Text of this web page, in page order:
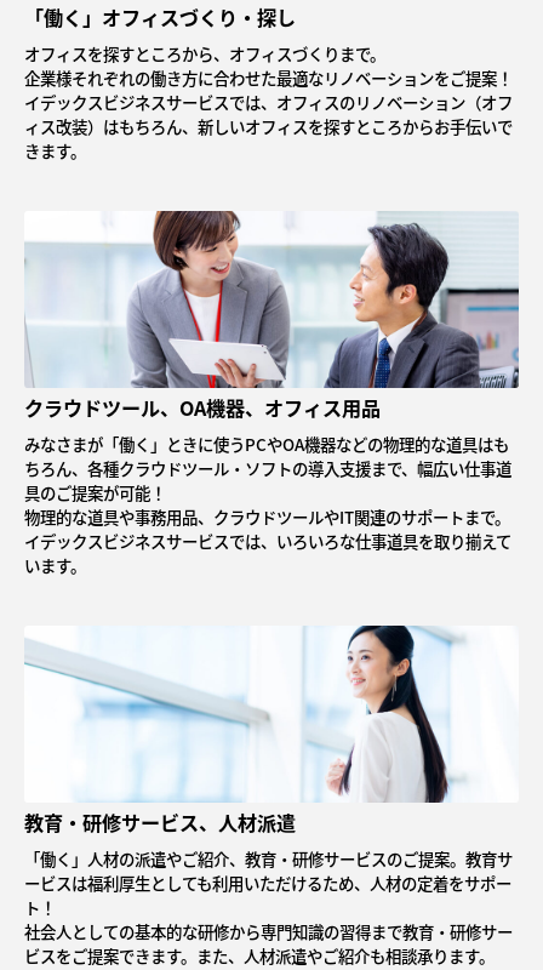
「働く」オフィスづくり・探し
オフィスを探すところから、オフィスづくりまで。
企業様それぞれの働き方に合わせた最適なリノベーションをご提案！
イデックスビジネスサービスでは、オフィスのリノベーション（オフ
ィス改装）はもちろん、新しいオフィスを探すところからお手伝いで
きます。
クラウドツール、OA機器、オフィス用品
みなさまが「働く」ときに使うPCやOA機器などの物理的な道具はも
ちろん、各種クラウドツール・ソフトの導入支援まで、幅広い仕事道
具のご提案が可能！
物理的な道具や事務用品、クラウドツールやIT関連のサポートまで。
イデックスビジネスサービスでは、いろいろな仕事道具を取り揃えて
います。
教育・研修サービス、人材派遣
「働く」人材の派遣やご紹介、教育・研修サービスのご提案。教育サ
ービスは福利厚生としても利用いただけるため、人材の定着をサポー
ト！
社会人としての基本的な研修から専門知識の習得まで教育・研修サー
ビスをご提案できます。また、人材派遣やご紹介も相談承ります。